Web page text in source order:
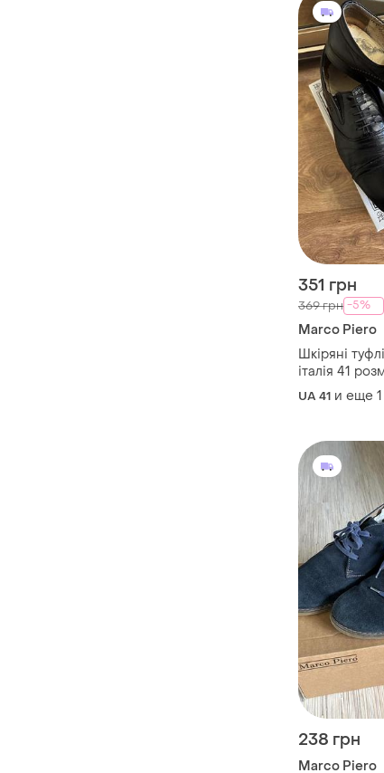
351 грн
369 грн -5%
Marco Piero
Шкіряні
італія 41
UA 41 и еще 1
238 грн
Marco Piero